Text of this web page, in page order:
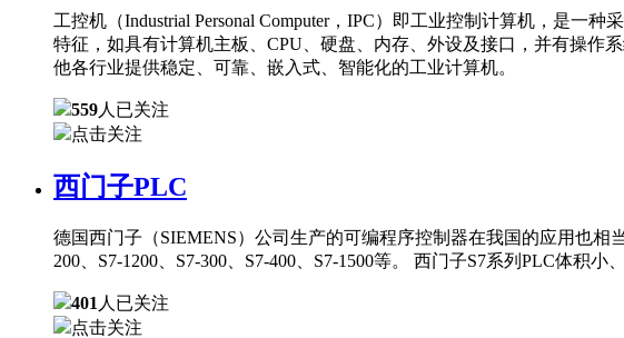
工控机（Industrial Personal Computer，IPC）即工业控制计算机，是一
特征，如具有计算机主板、CPU、硬盘、内存、外设及接口，并有操作
他各行业提供稳定、可靠、嵌入式、智能化的工业计算机。
559人已关注
点击关注
西门子PLC
德国西门子（SIEMENS）公司生产的可编程序控制器在我国的应用也
200、S7-1200、S7-300、S7-400、S7-1500等。 西门子S7系列PLC体积
401 人已关注
点击关注